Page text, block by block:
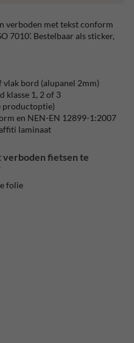
verboden met tekst conform
7010’. Bestelbaar als sticker,
bord (alupanel 2mm)
klasse 1, 2 of 3
productoptie)
en NEN-EN 12899-1:2007
laminaat
verboden fietsen te
folie